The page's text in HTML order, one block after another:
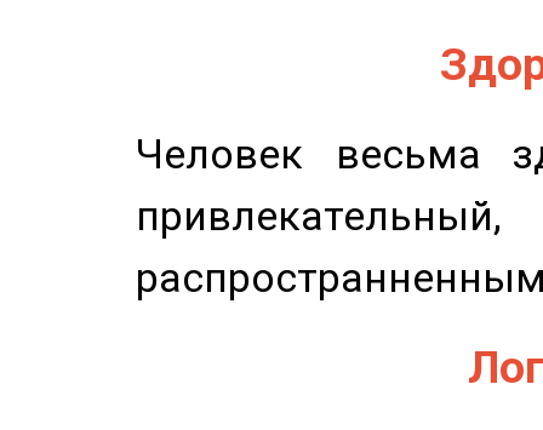
Человек весьма